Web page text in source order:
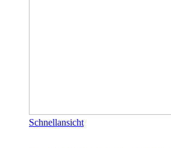
Schnellansicht